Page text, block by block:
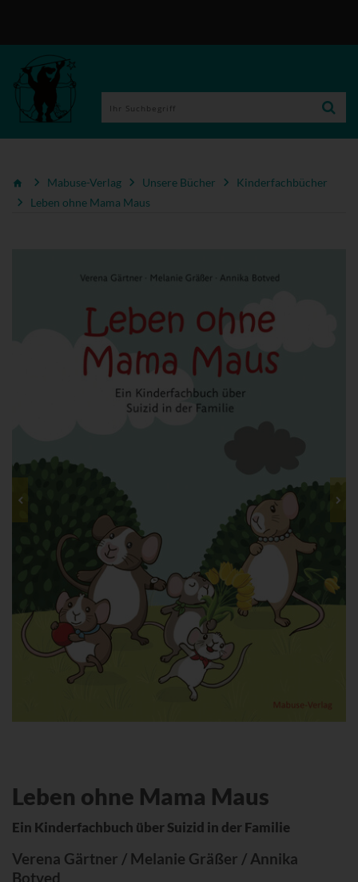
Mabuse-Verlag Unsere Bücher
Kinderfachbücher
Leben ohne Mama Maus
Leben ohne Mama Maus
Ein Kinderfachbuch über Suizid in der Familie
Verena Gärtner / Melanie Gräßer / Annika
Botved